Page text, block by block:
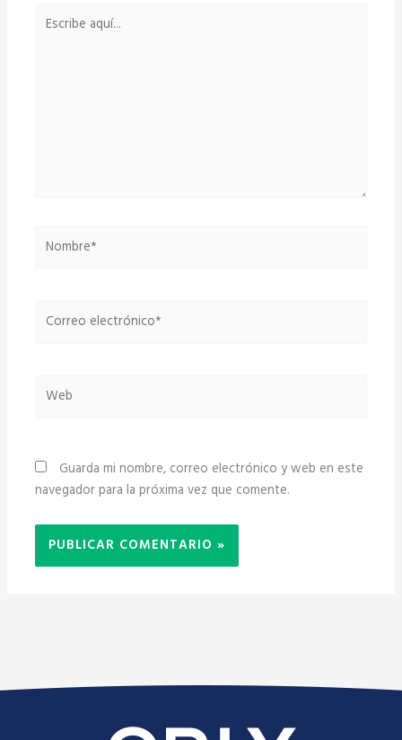
Escribe
aquí...
electrónico*
Guarda mi nombre, correo electrónico y web en este
navegador para la próxima vez que comente.